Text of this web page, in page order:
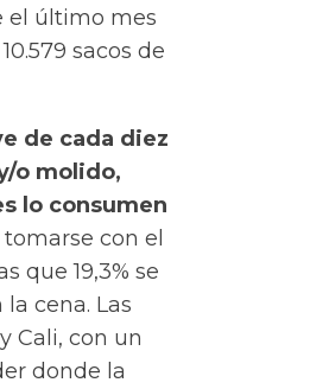
el último mes
sacos de
de cada diez
o molido,
lo consumen
tomarse con el
que 19,3% se
cena. Las
Cali, con un
donde la